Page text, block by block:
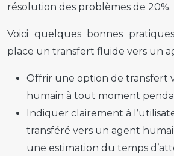
résolution des problèmes de 20%.
Voici quelques bonnes
place un transfert fluide vers un
Offrir une option de transfert
humain à tout moment
Indiquer clairement à
transféré vers un agent
une estimation du temps